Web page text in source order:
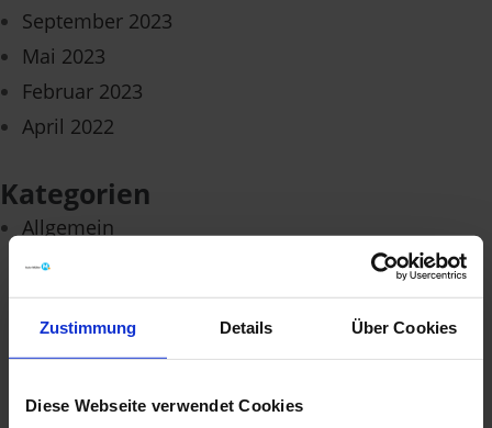
Zustimmung Details Über Cookies
Diese Webseite verwendet Cookies
September 2023
Mai 2023
Februar 2023
April 2022
Kategorien
Allgemein
Hinweis nach Richtlinie 1999/94/EG in der jeweils
zum offiziellen Kraftstoffverbrauch und den offiziellen